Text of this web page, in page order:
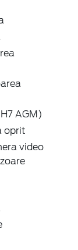
AGM)
oprit
video